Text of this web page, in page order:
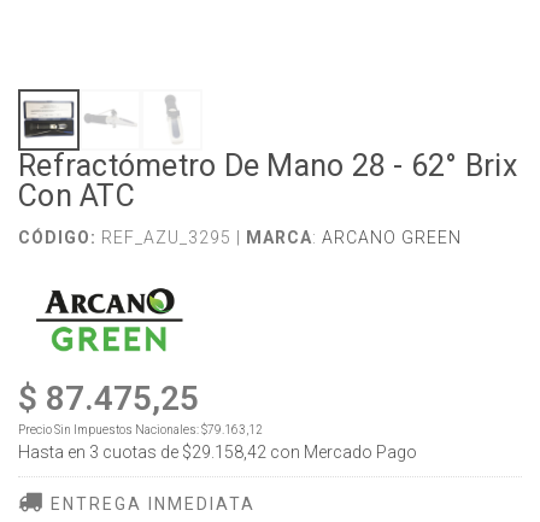
Refractómetro De Mano 28 - 62° Brix
Con ATC
CÓDIGO: REF_AZU_3295 | MARCA: ARCANO GREEN
$ 87.475,25
Precio Sin Impuestos Nacionales:$79.163,12
Hasta en 3 cuotas de $29.158,42 con Mercado Pago
ENTREGA INMEDIATA